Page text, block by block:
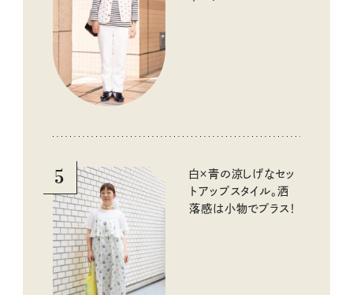
5
白×青の涼しげなセッ
トアップスタイル。洒
落感は小物でプラス！